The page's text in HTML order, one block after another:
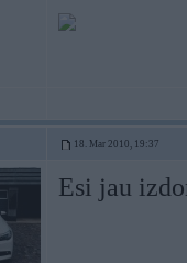
18. Mar 2010, 19:37
Esi jau